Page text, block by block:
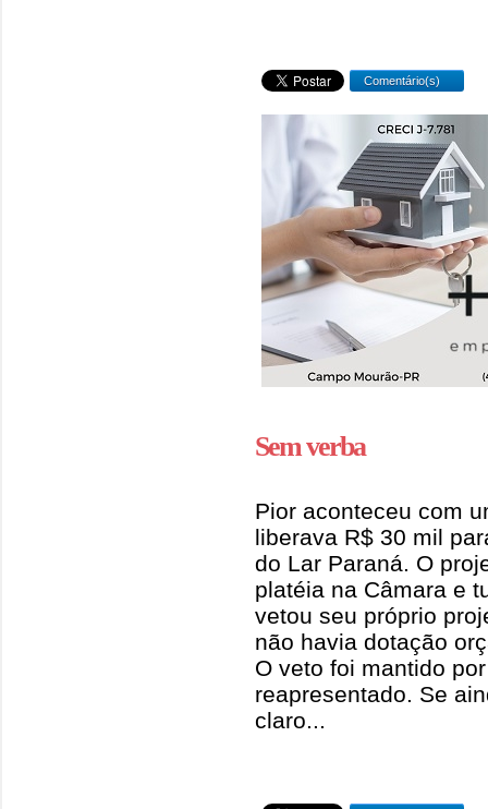
Comentário(s)
Sem verba
Pior aconteceu com
liberava R$ 30 mil
do Lar Paraná. O
platéia na Câmara e
vetou seu próprio
não havia dotação
O veto foi mantido
reapresentado. Se
claro...